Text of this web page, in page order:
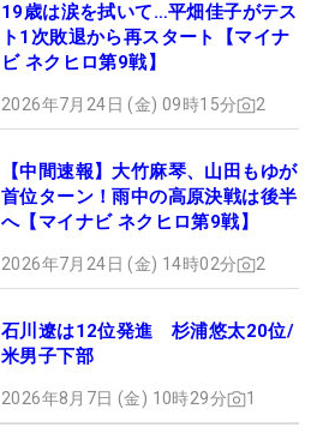
19歳は涙を拭いて…平畑佳子がテス
ト1次敗退から再スタート【マイナ
ビ ネクヒロ第9戦】
2026年7月24日 (金) 09時15分 2
【中間速報】大竹麻琴、山田もゆが
首位ターン！雨中の高原決戦は後半
へ【マイナビ ネクヒロ第9戦】
2026年7月24日 (金) 14時02分 2
石川遼は12位発進 杉浦悠太20位/
米男子下部
2026年8月7日 (金) 10時29分 1